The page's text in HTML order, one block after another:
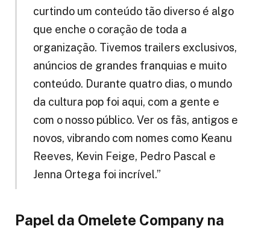
curtindo um conteúdo tão diverso é algo
que enche o coração de toda a
organização. Tivemos trailers exclusivos,
anúncios de grandes franquias e muito
conteúdo. Durante quatro dias, o mundo
da cultura pop foi aqui, com a gente e
com o nosso público. Ver os fãs, antigos e
novos, vibrando com nomes como Keanu
Reeves, Kevin Feige, Pedro Pascal e
Jenna Ortega foi incrível.”
Papel da Omelete Company na